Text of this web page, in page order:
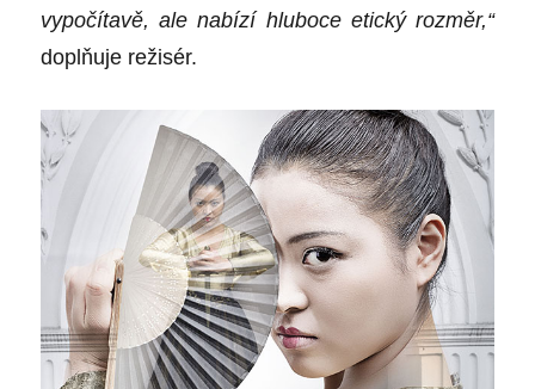
vypočítavě, ale nabízí hluboce etický rozměr,“
doplňuje režisér.